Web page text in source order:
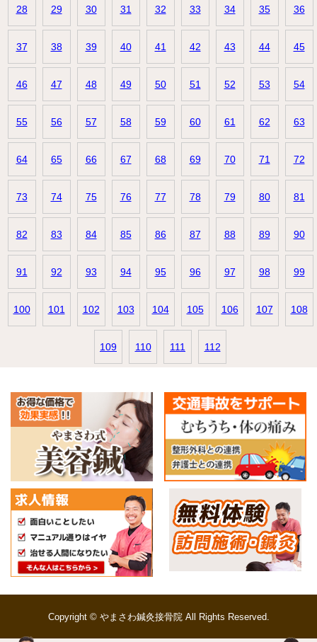
28 29 30 31 32 33 34 35 36
37 38 39 40 41 42 43 44 45
46 47 48 49 50 51 52 53 54
55 56 57 58 59 60 61 62 63
64 65 66 67 68 69 70 71 72
73 74 75 76 77 78 79 80 81
82 83 84 85 86 87 88 89 90
91 92 93 94 95 96 97 98 99
100 101 102 103 104 105 106 107 108
109 110 111 112
Copyright © やまさわ鍼灸接骨院 All Rights Reserved.